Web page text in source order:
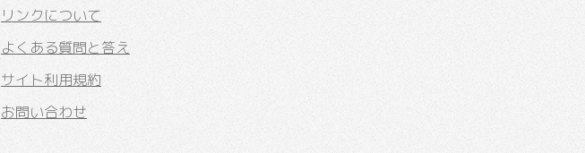
リンクについて
よくある質問と答え
サイト利用規約
お問い合わせ